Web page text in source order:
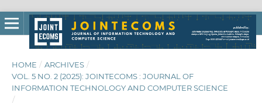
HOME / ARCHIVES /
VOL. 5 NO. 2 (2025): JOINTECOMS : JOURNAL OF
INFORMATION TECHNOLOGY AND COMPUTER SCIENCE
/